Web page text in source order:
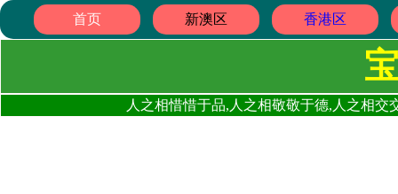
首页 新澳区 香港区
人之相惜惜于品,人之相敬敬于德,人之相